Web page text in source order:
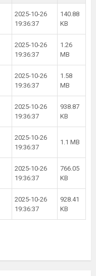
2025-10-26
19:36:37
140.88
KB
2025-10-26
19:36:37
1.26
MB
2025-10-26
19:36:37
1.58
MB
2025-10-26
19:36:37
938.87
KB
2025-10-26
19:36:37
1.1 MB
2025-10-26
19:36:37
766.05
KB
2025-10-26
19:36:37
928.41
KB